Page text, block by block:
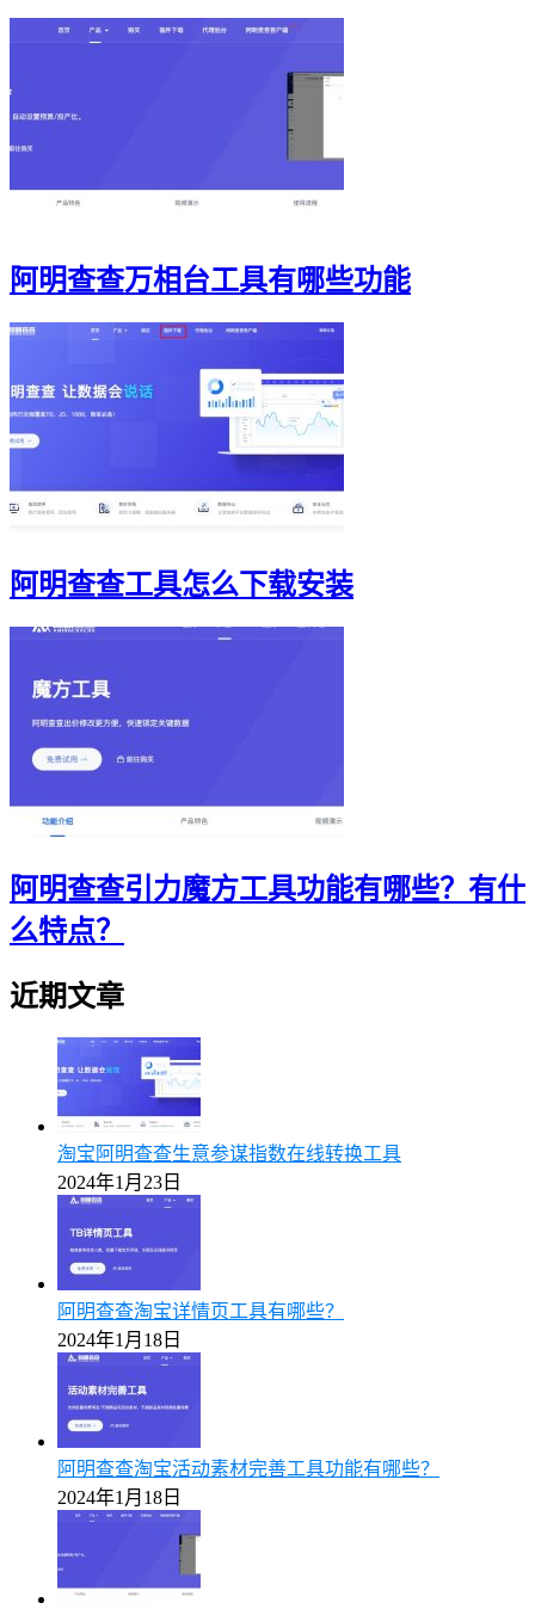
阿明查查万相台工具有哪些功能
阿明查查工具怎么下载安装
阿明查查引力魔方工具功能有哪些？有什
么特点？
近期文章
淘宝阿明查查生意参谋指数在线转换工具
2024年1月23日
阿明查查淘宝详情页工具有哪些？
2024年1月18日
阿明查查淘宝活动素材完善工具功能有哪些？
2024年1月18日